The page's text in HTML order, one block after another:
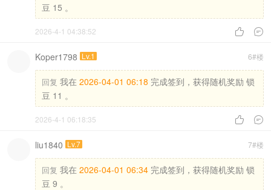
豆 15 。
 
2026-4-1 04:38:52
6#楼
Koper1798 Lv.1
回复 我在 2026-04-01 06:18 完成签到，获得随机奖励 锁
豆 11 。
 
2026-4-1 06:18:35
7#楼
liu1840 Lv.7
回复 我在 2026-04-01 06:34 完成签到，获得随机奖励 锁
豆 9 。